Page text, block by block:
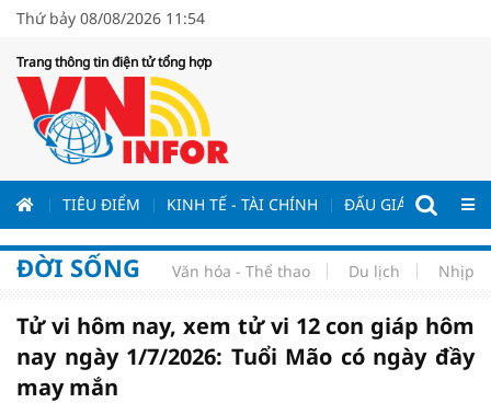
Thứ bảy 08/08/2026 11:54
Trang thông tin điện tử tổng hợp
TIÊU ĐIỂM KINH TẾ - TÀI CHÍNH ĐẤU GIÁ - ĐẤU
ĐỜI SỐNG Văn hóa - Thể thao Du lịch Nhịp
Tử vi hôm nay, xem tử vi 12 con giáp hôm
nay ngày 1/7/2026: Tuổi Mão có ngày đầy
may mắn